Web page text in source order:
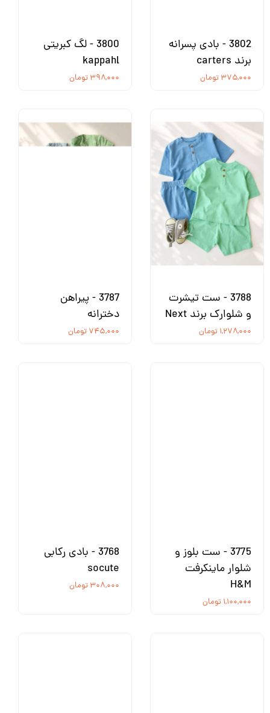
3802 - بادی پسرانه
برند carters
۳۷۵,۰۰۰ تومان
3800 - لگ کبریتی
kappahl
۳۹۸,۰۰۰ تومان
3788 - ست تیشرت
و شلوارک برند Next
۱,۲۷۸,۰۰۰ تومان
3787 - پیراهن
دخترانه
۷۴۵,۰۰۰ تومان
3775 - ست بلوز و
شلوار ماینکرفت
H&M
۱,۱۰۰,۰۰۰ تومان
3768 - بادی رکابی
socute
۳۰۸,۰۰۰ تومان